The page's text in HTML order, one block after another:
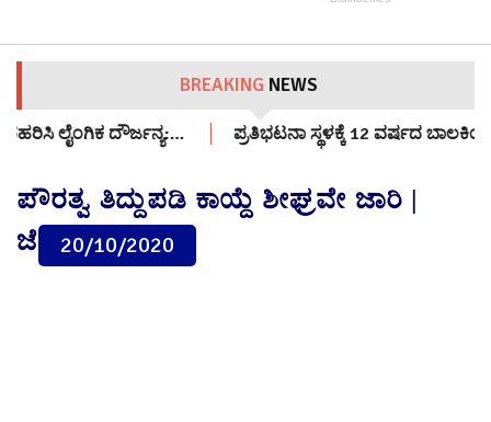
BREAKING NEWS
ಪ್ರತಿಭಟನಾ ಸ್ಥಳಕ್ಕೆ 12 ವರ್ಷದ ಬಾಲಕಿಯನ್ನು ಕರೆತಂದವರ್ಯಾರು?: ಸಿಜೆಪಿ
ಪೌರತ್ವ ತಿದ್ದುಪಡಿ ಕಾಯ್ದೆ ಶೀಘ್ರವೇ ಜಾರಿ |
ಜೆ.ಪಿ.ನಡ್ಡಾ
20/10/2020